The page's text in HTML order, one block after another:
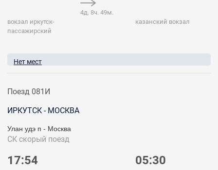
вокзал иркутск-
пассажирский
4д. 8ч. 49м.
казанский вокзал
Нет мест
Поезд 081И
ИРКУТСК - МОСКВА
Улан удэ п - Москва
СК скорый поезд
17:54 05:30